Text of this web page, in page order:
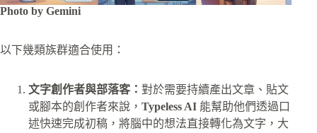
Photo by Gemini
以下幾類族群適合使用：
文字創作者與部落客： 對於需要持續產出文章、貼文
或腳本的創作者來說， Typeless AI 能幫助他們透過口
述快速完成初稿，將腦中的想法直接轉化為文字，大